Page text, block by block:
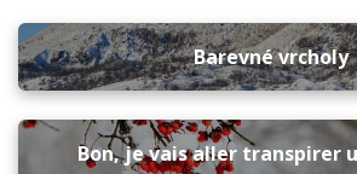
Barevné vrcholy
Bon, je vais aller transpirer